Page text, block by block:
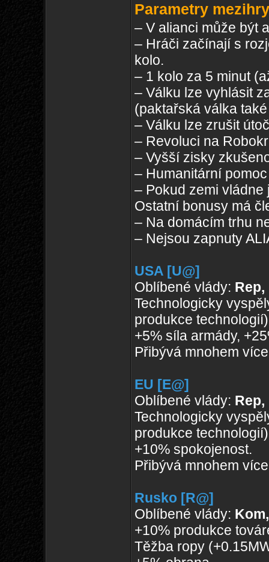
Parametry
– V alianci může být
– Hráči začínají s
kolo.
– 1 kolo za 5 minut
– Válku lze vyhlásit
(paktařská válka
– Válku lze zrušit
– Revoluci na
– Vyšší zisky
– Humanitární
– Pokud zemi
Ostatní bonusy má
– Na domácím trhu
– Nejsou zapnuty
USA [U@]
Oblíbené vlády: Rep,
Technologicky
produkce
+5% síla armády,
Přibývá mnohem
EU [E@]
Oblíbené vlády: Rep,
Technologicky
produkce
+10% spokojenost.
Přibývá mnohem
Rusko [R@]
Oblíbené vlády:
+10% produkce
Těžba ropy